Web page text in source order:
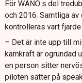
För WANO:s del
och 2016. Samtliga
kontrolleras vart
– Det är inte upp till
kärnkraft är ogrundad
en person sitter
piloten sätter på